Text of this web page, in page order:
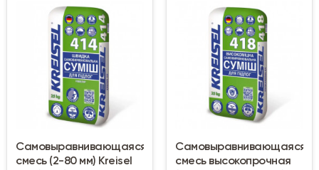
Самовыравнивающаяся
смесь (2-80 мм) Kreisel
Самовыравнивающаяся
смесь высокопрочная